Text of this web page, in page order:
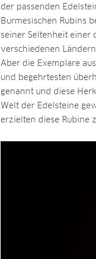
der passenden
Burmesischen Rubins
seiner Seltenheit einer
verschiedenen
Aber die Exemplare
und begehrtesten
genannt und diese
Welt der Edelsteine
erzielten diese Rubine